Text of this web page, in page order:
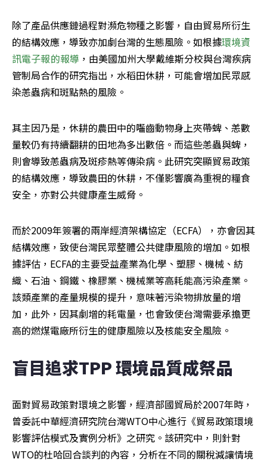
除了產品供應鏈過程對瀕危物種之影響，自由貿易所衍生
的結構效應，導致亦加劇台灣的生態風險。如根據環境資
訊電子報的報導 ，由美國加州大學戴維斯分校與台灣疾病
管制局合作的研究指出，水稻田休耕，可能會增加民眾感
染恙蟲病和斑點熱的風險。
其主因乃是，休耕的農田中的囓齒動物身上夾帶蜱、恙數
量較仍有持續翻耕的田地為多出數倍。而這些恙蟲與蜱，
則會導致恙蟲病及斑疹熱等傳染病。此研究突顯貿易政策
的結構效應，導致農田的休耕，不僅影響廣為重視的糧食
安全，亦對公共健康產生威脅。
而於2009年簽署的兩岸經濟架構協定（ECFA），亦會因其
結構效應，致使台灣民眾整體公共健康風險的增加。如根
據評估，ECFA的主要受益產業為化學、塑膠、機械、紡
織、石油、鋼鐵、橡膠業、機械業等高耗能高污染產業。
該類產業的產量規模的提升，意味著污染物排放量的增
加，此外，因其劇增的耗電量，也會致使台灣需要承擔更
高的燃煤電廠所衍生的健康風險以及核能安全風險。
盲目追求TPP 環境品質成祭品
面對貿易政策對環境之影響，經濟部國貿局於2007年時，
曾委託中華經濟研究院台灣WTO中心進行《貿易政策環境
影響評估模式及實例分析》之研究。該研究中，則針對
WTO的杜哈回合談判的內容，分析在不同的關稅減讓情境